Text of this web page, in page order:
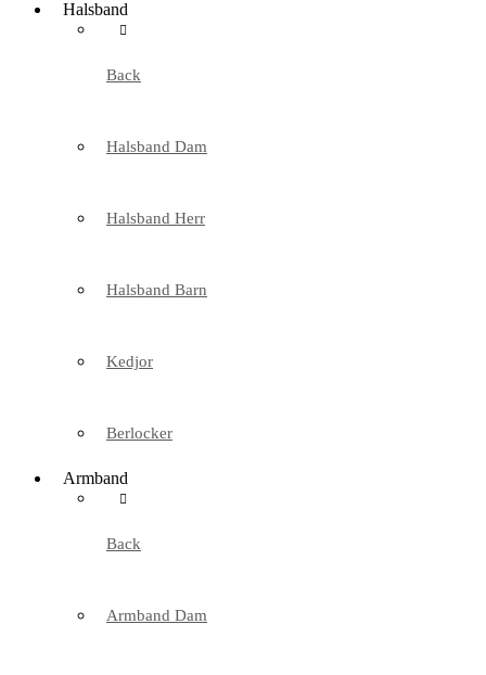
Halsband
Back
Halsband Dam
Halsband Herr
Halsband Barn
Kedjor
Berlocker
Armband
Back
Armband Dam